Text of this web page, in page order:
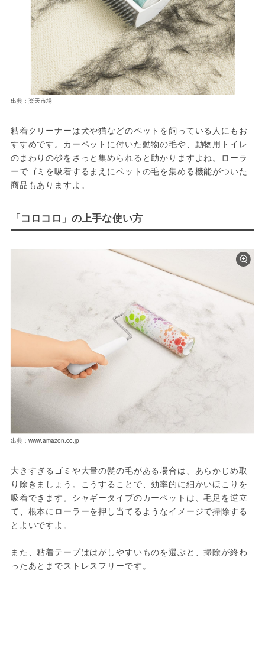
出典：楽天市場
粘着クリーナーは犬や猫などのペットを飼っている人にもお
すすめです。カーペットに付いた動物の毛や、動物用トイレ
のまわりの砂をさっと集められると助かりますよね。ローラ
ーでゴミを吸着するまえにペットの毛を集める機能がついた
商品もありますよ。
「コロコロ」の上手な使い方
出典：www.amazon.co.jp
大きすぎるゴミや大量の髪の毛がある場合は、あらかじめ取
り除きましょう。こうすることで、効率的に細かいほこりを
吸着できます。シャギータイプのカーペットは、毛足を逆立
て、根本にローラーを押し当てるようなイメージで掃除する
とよいですよ。
また、粘着テープははがしやすいものを選ぶと、掃除が終わ
ったあとまでストレスフリーです。